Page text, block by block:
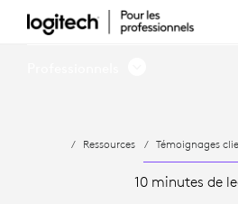
ELECTRONIC
Ressources Témoignages
10 minutes de